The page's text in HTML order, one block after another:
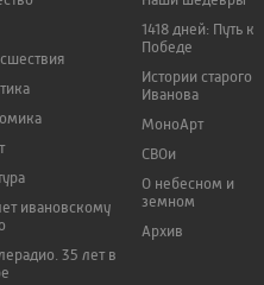
ивановскому
35 лет в
1418 дней: Путь к
Победе
Истории старого
Иванова
МоноАрт
СВОи
О небесном и
земном
Архив